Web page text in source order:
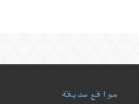
مواقع صديقة